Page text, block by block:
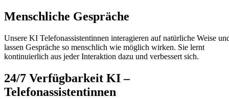
Menschliche Gespräche
Unsere KI Telefonassistentinnen interagieren auf natürliche Weise
lassen Gespräche so menschlich wie möglich wirken. Sie lernt
kontinuierlich aus jeder Interaktion dazu und verbessert sich.
24/7 Verfügbarkeit KI –
Telefonassistentinnen